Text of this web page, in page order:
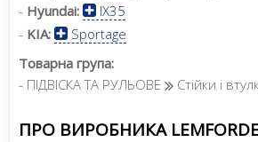
- Hyundai:
IX35
- KIA:
Sportage
Товарна група:
- ПІДВІСКА ТА РУЛЬОВЕ
Стійки і
ПРО ВИРОБНИКА